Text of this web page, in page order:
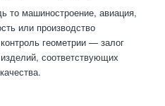
то машиностроение, авиация,
или производство
геометрии — залог
соответствующих